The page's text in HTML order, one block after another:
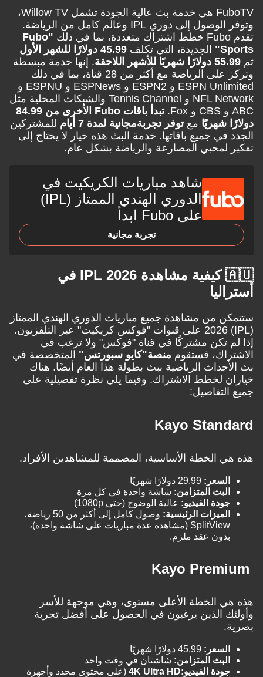
FuboTV هي خدمة بث عالية الجودة تشمل Willow TV،
وتوفر الوصول إلى دوري IPL وعالم كامل من الرياضة.
"Fubo
الجديدة التي تكلف 45.99 دولارًا للشهر الأول
للأشهر اللاحقة
. إنها خدمة مبسطة
وتركز على الرياضة مع أكثر من 28 قناة، بما في ذلك
ESPN Unlimited و ESPN2 و ESPNews و ESPNU و
NFL Network و Tennis Channel والشبكات المحلية مثل
تبدأ باقات Fubo الأخرى من 84.99
شهريًامعتوفر تجربةمجانية لمدة 7 أيام
للمشتركين
جميع باقاتها. خدمة البث هذه خيار لا يحتاج إلى
لمحبي المصارعة والرياضة بشكل عام.
شاهد مباريات الكريكيت في
الدوري الهندي الممتاز (IPL)
تجربة مجانية
🇦🇺 كيفية مشاهدة IPL 2026 في
من مشاهدة جميع مباريات الدوري الهندي الممتاز
(IPL) 2026 على قنوات "فوكس كريكيت" عبر التلفزيون.
تكن مشتركًا في قناة "فوكس" ولا ترغب في
فستقوممنصة"كايو سبورتس"المتخصصة في
الرياضية ببث بطولة هذا العام أيضًا. هناك
لخطط الاشتراك. وفيما يلي نظرة تفصيلية على
Kayo
الخطة الأساسية، المصممة للمشاهدين الأفراد.
29.99 دولارًا شهريًا
المتزامن: شاشة واحدة في كل مرة
الفيديو:عالية الوضوح (حتى 1080p)
الرئيسية:
وصول كامل إلى أكثر من 50 رياضة،
SplitView (مشاهدة عدة مباريات على شاشة واحدة)،
عقد ملزم.
الخطة الأعلى مستوى، وهي موجهة للأسر
الذين يرغبون في الحصول على أفضل تجربة
45.99 دولارًا شهريًا
المتزامن: شاشتان في وقت واحد
الفيديو:4K Ultra HD(على محتوى محدد وأجهزة